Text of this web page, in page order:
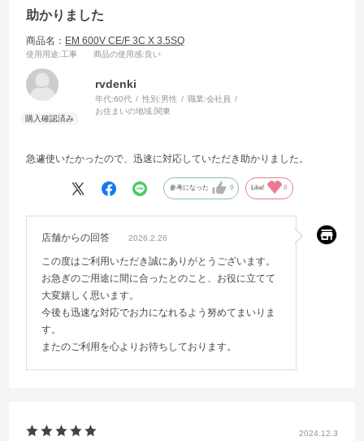
助かりました
商品名： EM 600V CE/F 3C X 3.5SQ
使用用途:工事 商品の使用感:良い
rvdenki
年代:60代 性別:男性 職業:会社員
お住まいの地域:関東
急遽使いたかったので、迅速に対応していただき助かりました。
参考になった 0 Like! 0
店舗からの回答 2026.2.26
この度はご利用いただき誠にありがとうございます。
お急ぎのご用途に間に合ったとのこと、お役に立てて
大変嬉しく思います。
今後も迅速な対応でお力になれるよう努めてまいりま
す。
またのご利用を心よりお待ちしております。
2024.12.3